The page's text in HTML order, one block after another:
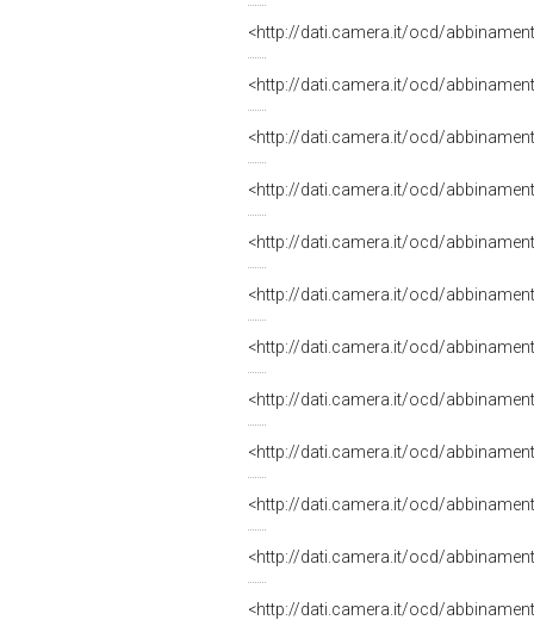
<http://dati.camera.it/ocd/
<http://dati.camera.it/ocd/
<http://dati.camera.it/ocd/
<http://dati.camera.it/ocd/
<http://dati.camera.it/ocd/
<http://dati.camera.it/ocd/
<http://dati.camera.it/ocd/
<http://dati.camera.it/ocd/
<http://dati.camera.it/ocd/
<http://dati.camera.it/ocd/
<http://dati.camera.it/ocd/
<http://dati.camera.it/ocd/